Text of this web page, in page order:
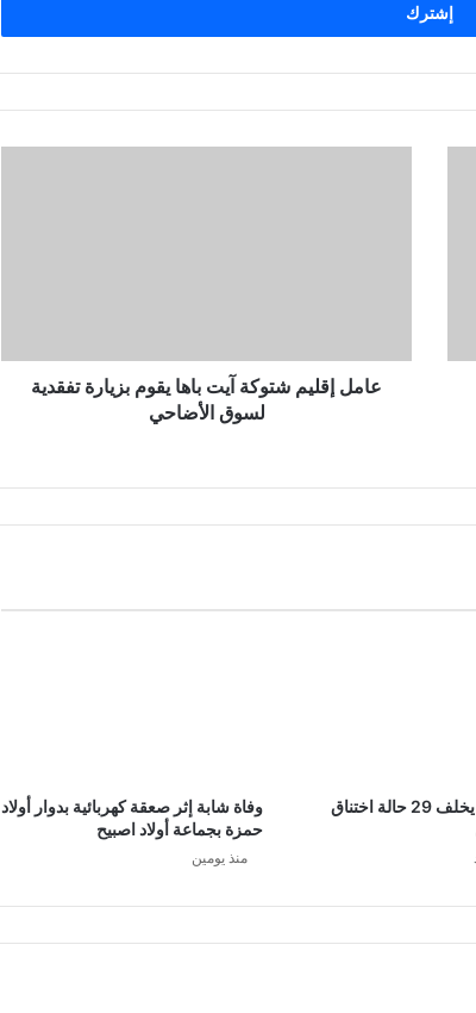
عامل إقليم شتوكة آيت باها يقوم بزيارة تفقدية
لسوق الأضاحي
تسرب غازي يخلف 29 حالة اختناق
وفاة شابة إثر صعقة كهربائية بدوار أولاد
حمزة بجماعة أولاد اصبيح
منذ يومين